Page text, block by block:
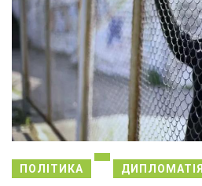
ПОЛІТИКА ДИПЛОМАТІЯ